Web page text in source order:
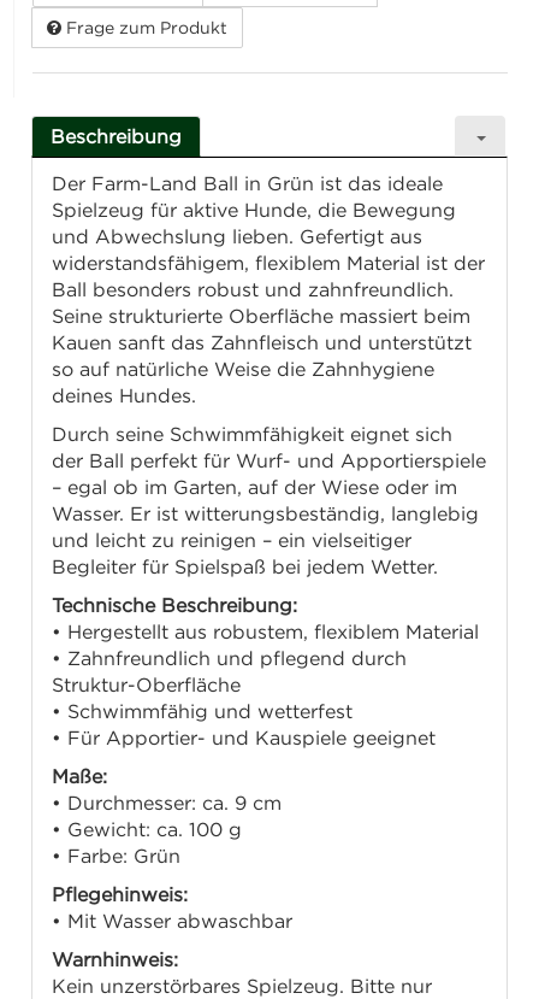
Frage zum Produkt
Beschreibung
Der Farm-Land Ball in Grün ist das ideale
Spielzeug für aktive Hunde, die Bewegung
und Abwechslung lieben. Gefertigt aus
widerstandsfähigem, flexiblem Material ist der
Ball besonders robust und zahnfreundlich.
Seine strukturierte Oberfläche massiert beim
Kauen sanft das Zahnfleisch und unterstützt
so auf natürliche Weise die Zahnhygiene
deines Hundes.
Durch seine Schwimmfähigkeit eignet sich
der Ball perfekt für Wurf- und Apportierspiele
– egal ob im Garten, auf der Wiese oder im
Wasser. Er ist witterungsbeständig, langlebig
und leicht zu reinigen – ein vielseitiger
Begleiter für Spielspaß bei jedem Wetter.
Technische Beschreibung:
• Hergestellt aus robustem, flexiblem Material
• Zahnfreundlich und pflegend durch
Struktur-Oberfläche
• Schwimmfähig und wetterfest
• Für Apportier- und Kauspiele geeignet
Maße:
• Durchmesser: ca. 9 cm
• Gewicht: ca. 100 g
• Farbe: Grün
Pflegehinweis:
• Mit Wasser abwaschbar
Warnhinweis:
Kein unzerstörbares Spielzeug. Bitte nur